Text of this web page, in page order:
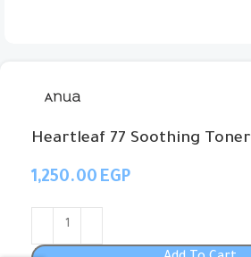
Heartleaf 77 Soothing Toner
EGP